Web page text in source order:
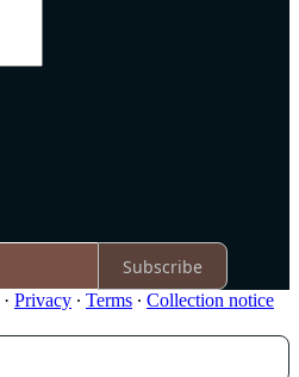
Subscribe
· Privacy ∙ Terms ∙ Collection notice